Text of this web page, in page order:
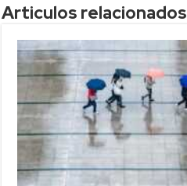
Articulos relacionados